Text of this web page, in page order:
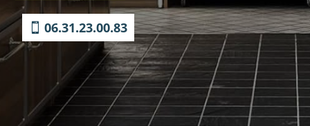
06.31.23.00.83